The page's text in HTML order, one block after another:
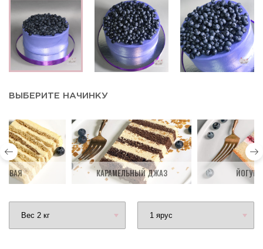
ВЫБЕРИТЕ НАЧИНКУ
КАРАМЕЛЬНЫЙ ДЖАЗ